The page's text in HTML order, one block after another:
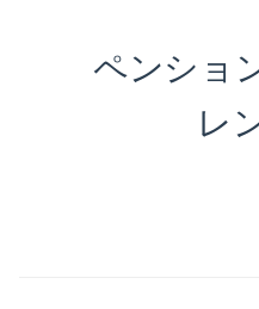
ペンショ
レ